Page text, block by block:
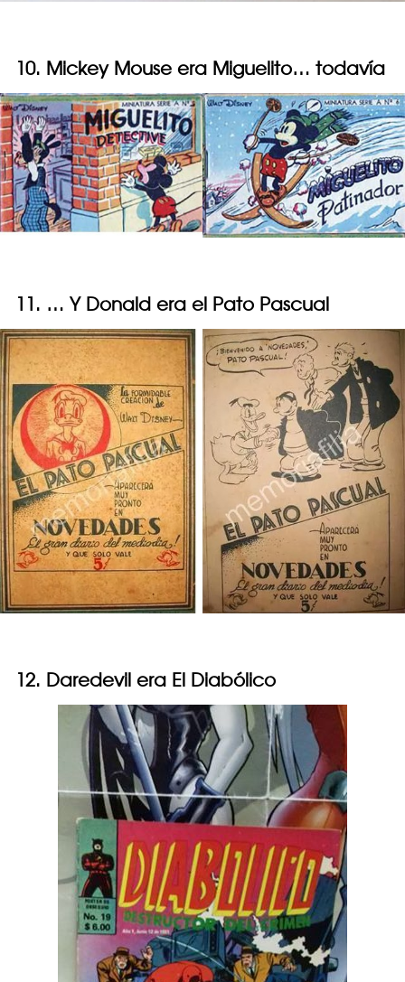
10. Mickey Mouse era Miguelito… todavía
11. … Y Donald era el Pato Pascual
12. Daredevil era El Diabólico